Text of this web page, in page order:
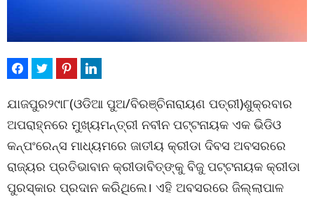
ଯାଜପୁର୨୯ା୮(ଓଡିଆ ପୁଅ/ବିରଞ୍ଚିନାରାୟଣ ପତ୍ରୀ)ଶୁକ୍ରବାର
ଅପରାହ୍ନରେ ମୁଖ୍ୟମନ୍ତ୍ରୀ ନବୀନ ପଟ୍ଟନାୟକ ଏକ ଭିଡିଓ
କନ୍‌ପଂରେନ୍ସ ମାଧ୍ୟମରେ ଜାତୀୟ କ୍ରୀଡା ଦିବସ ଅବସରରେ
ରାଜ୍ୟର ପ୍ରତିଭାବାନ କ୍ରୀଡାବିତ୍‌ଙ୍କୁ ବିଜୁ ପଟ୍ଟନାୟକ କ୍ରୀଡା
ପୁରସ୍କାର ପ୍ରଦାନ କରିଥିଲେ। ଏହି ଅବସରରେ ଜିଲ୍ଲାପାଳ